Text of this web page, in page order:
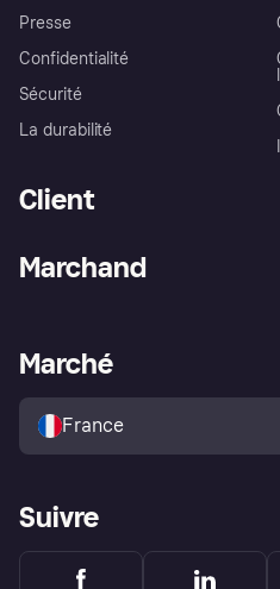
Presse
Confidentialité
Sécurité
La durabilité
Client
Explorez les magasins
Politique de protection de
l’acheteur Klarna
Marchand
Portail Marchand
Marché
France
Suivre